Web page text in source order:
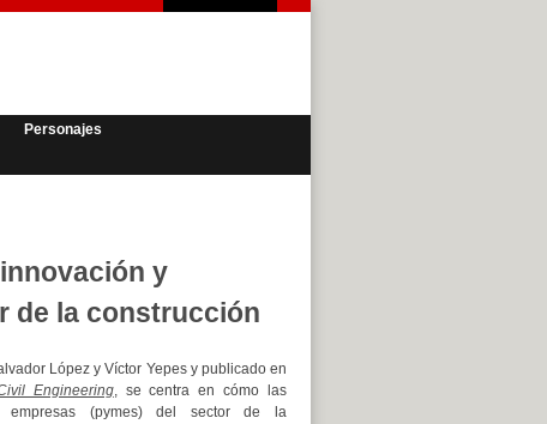
Personajes
y
de la construcción
López y Víctor Yepes y publicado en
Engineering, se centra en cómo las
empresas (pymes) del sector de la